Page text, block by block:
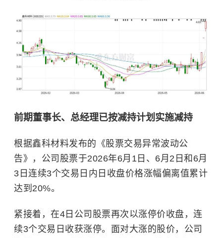
前期董事长、总经理已按减持计划实施减持
根据鑫科材料发布的《股票交易异常波动公
告》，公司股票于2026年6月1日、6月2日和6月
3日连续3个交易日内日收盘价格涨幅偏离值累计
达到20%。
紧接着，在4日公司股票再次以涨停价收盘，连
续3个交易日收获涨停。面对大涨的股价，公司